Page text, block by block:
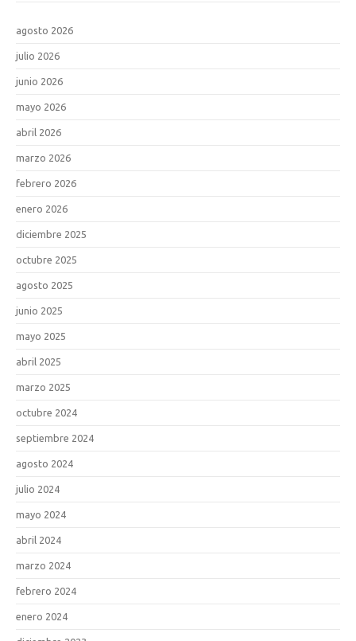
agosto 2026
julio 2026
junio 2026
mayo 2026
abril 2026
marzo 2026
febrero 2026
enero 2026
diciembre 2025
octubre 2025
agosto 2025
junio 2025
mayo 2025
abril 2025
marzo 2025
octubre 2024
septiembre 2024
agosto 2024
julio 2024
mayo 2024
abril 2024
marzo 2024
febrero 2024
enero 2024